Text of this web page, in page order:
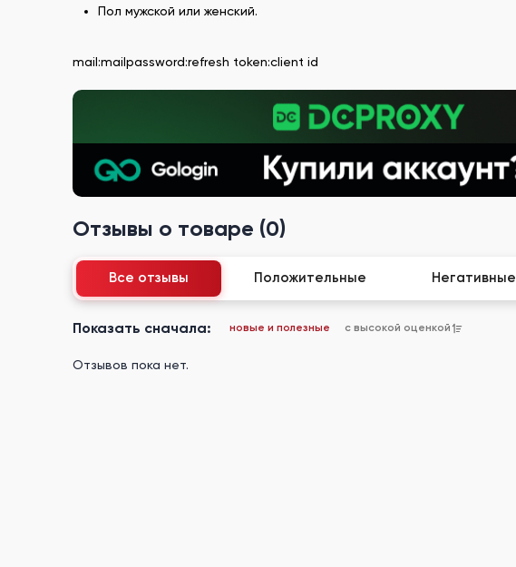
Пол мужской или женский.
mail:mailpassword:refresh token:client id
Отзывы о товаре (0)
Все отзывы Положительные Негативные
Показать сначала: новые и полезные с высокой оценкой
Отзывов пока нет.